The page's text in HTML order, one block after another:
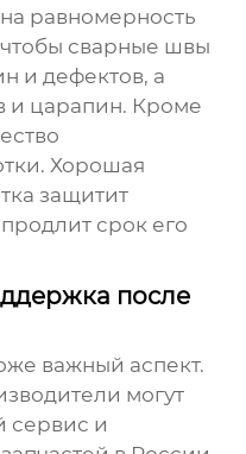
равномерность
сварные швы
и дефектов, а
и царапин. Кроме
Хорошая
защитит
срок его
после
важный аспект.
могут
сервис и